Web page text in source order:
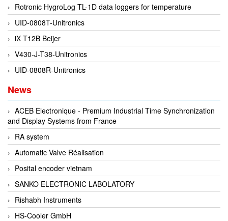
Fortress
Fossil Power Systems
FPZ
Francia Srl Vietnam
Francis Vietnam
Freezemod
Fritsch Vietnam
FS CABLE
FS Inc Vietnam
FTM Vietnam
Fuji
Fujian LEAD
Fujikura
Rotronic HygroLog TL-1D data loggers for temperature
UID-0808T-Unitronics
iX T12B Beijer
V430-J-T38-Unitronics
UID-0808R-Unitronics
News
ACEB Electronique - Premium Industrial Time Synchronization
and Display Systems from France
RA system
Automatic Valve Réalisation
Posital encoder vietnam
SANKO ELECTRONIC LABOLATORY
Rishabh Instruments
HS-Cooler GmbH